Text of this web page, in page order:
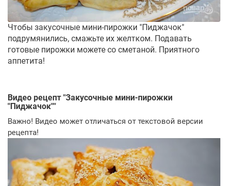
Чтобы закусочные мини-пирожки "Пиджачок"
подрумянились, смажьте их желтком. Подавать
готовые пирожки можете со сметаной. Приятного
аппетита!
Видео рецепт "Закусочные мини-пирожки
"Пиджачок""
Важно! Видео может отличаться от текстовой версии
рецепта!